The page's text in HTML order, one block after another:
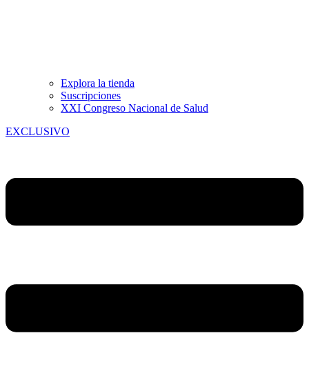
Explora la tienda
Suscripciones
XXI Congreso Nacional de Salud
EXCLUSIVO